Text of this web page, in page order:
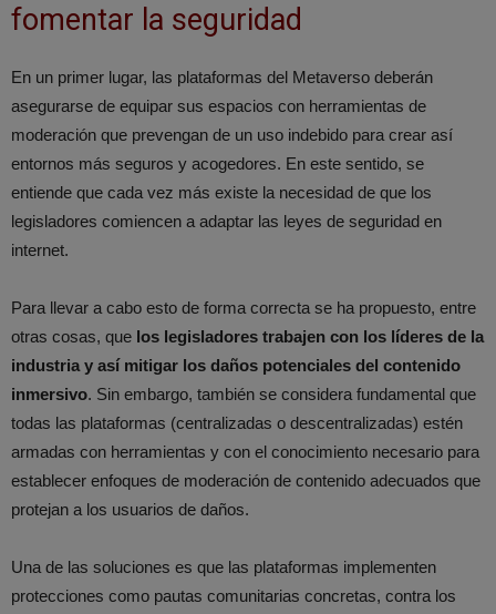
fomentar la seguridad
En un primer lugar, las plataformas del Metaverso deberán
asegurarse de equipar sus espacios con herramientas de
moderación que prevengan de un uso indebido para crear así
entornos más seguros y acogedores. En este sentido, se
entiende que cada vez más existe la necesidad de que los
legisladores comiencen a adaptar las leyes de seguridad en
internet.
Para llevar a cabo esto de forma correcta se ha propuesto, entre
otras cosas, que los legisladores trabajen con los líderes de la
industria y así mitigar los daños potenciales del contenido
inmersivo. Sin embargo, también se considera fundamental que
todas las plataformas (centralizadas o descentralizadas) estén
armadas con herramientas y con el conocimiento necesario para
establecer enfoques de moderación de contenido adecuados que
protejan a los usuarios de daños.
Una de las soluciones es que las plataformas implementen
protecciones como pautas comunitarias concretas, contra los